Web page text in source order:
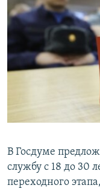
СИБИРЬ.РЕАЛИИ
РАСПИСАНИЕ
ПОДПИШИТЕСЬ НА
Все сайты РСЕ/
В Госдуме
службу с 18 до 30
переходного